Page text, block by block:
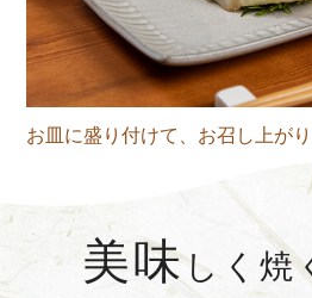
お皿に盛り付けて、お召し上がり
美味しく焼